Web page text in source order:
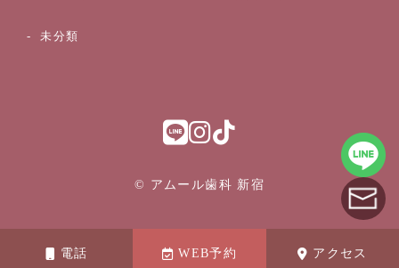
電話 WEB予約 アクセス
未分類
© アムール歯科 新宿